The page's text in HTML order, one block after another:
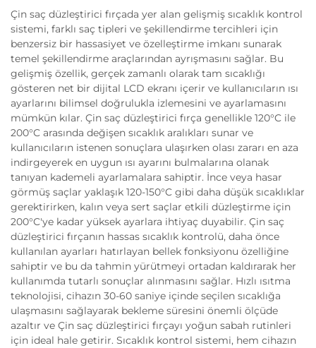
Çin saç düzleştirici fırçada yer alan gelişmiş sıcaklık kontrol
sistemi, farklı saç tipleri ve şekillendirme tercihleri için
benzersiz bir hassasiyet ve özelleştirme imkanı sunarak
temel şekillendirme araçlarından ayrışmasını sağlar. Bu
gelişmiş özellik, gerçek zamanlı olarak tam sıcaklığı
gösteren net bir dijital LCD ekranı içerir ve kullanıcıların ısı
ayarlarını bilimsel doğrulukla izlemesini ve ayarlamasını
mümkün kılar. Çin saç düzleştirici fırça genellikle 120°C ile
200°C arasında değişen sıcaklık aralıkları sunar ve
kullanıcıların istenen sonuçlara ulaşırken olası zararı en aza
indirgeyerek en uygun ısı ayarını bulmalarına olanak
tanıyan kademeli ayarlamalara sahiptir. İnce veya hasar
görmüş saçlar yaklaşık 120-150°C gibi daha düşük sıcaklıklar
gerektirirken, kalın veya sert saçlar etkili düzleştirme için
200°C'ye kadar yüksek ayarlara ihtiyaç duyabilir. Çin saç
düzleştirici fırçanın hassas sıcaklık kontrolü, daha önce
kullanılan ayarları hatırlayan bellek fonksiyonu özelliğine
sahiptir ve bu da tahmin yürütmeyi ortadan kaldırarak her
kullanımda tutarlı sonuçlar alınmasını sağlar. Hızlı ısıtma
teknolojisi, cihazın 30-60 saniye içinde seçilen sıcaklığa
ulaşmasını sağlayarak bekleme süresini önemli ölçüde
azaltır ve Çin saç düzleştirici fırçayı yoğun sabah rutinleri
için ideal hale getirir. Sıcaklık kontrol sistemi, hem cihazın